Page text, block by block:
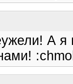
А